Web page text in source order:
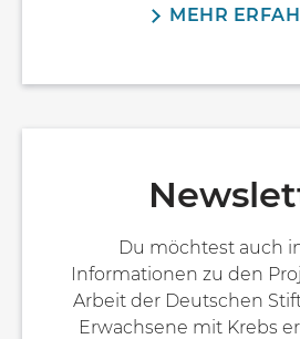
MEHR
Du möchtest auch
Informationen zu den
Arbeit der Deutschen
Erwachsene mit Krebs